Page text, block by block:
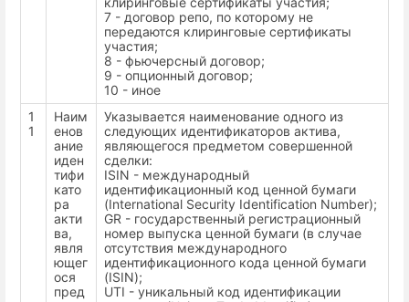
7 - договор репо, по которому не
передаются клиринговые сертификаты
участия;
8 - фьючерсный договор;
9 - опционный договор;
10 - иное
1
1
Наим
енов
ание
иден
тифи
като
ра
акти
ва,
явля
ющег
ося
пред
Указывается наименование одного из
следующих идентификаторов актива,
являющегося предметом совершенной
сделки:
ISIN - международный
идентификационный код ценной бумаги
(International Security Identification Number);
GR - государственный регистрационный
номер выпуска ценной бумаги (в случае
отсутствия международного
идентификационного кода ценной бумаги
(ISIN);
UTI - уникальный код идентификации